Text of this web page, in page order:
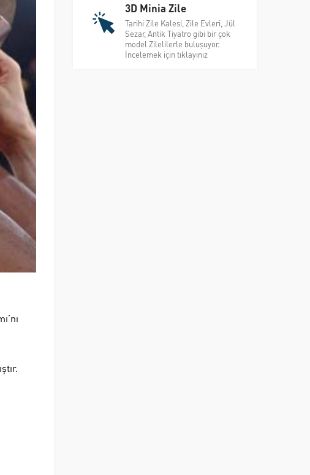
3D Minia Zile
Tarihi Zile Kalesi, Zile Evleri, Jül
Sezar, Antik Tiyatro gibi bir çok
model Zilelilerle buluşuyor.
İncelemek için tıklayınız